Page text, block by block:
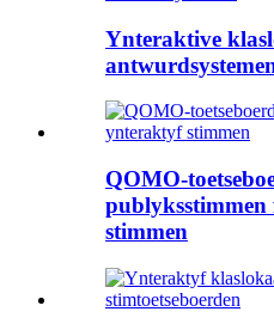
Ynteraktive
QOMO-
stimmen